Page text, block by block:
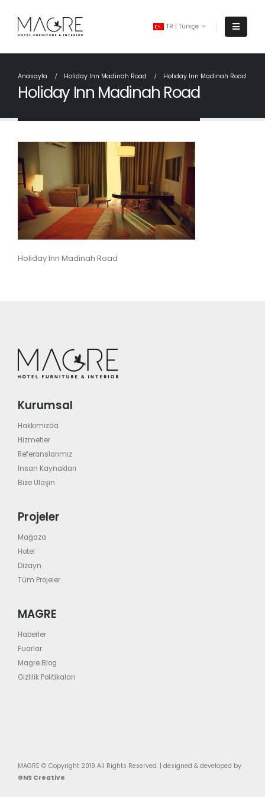
TR | Türkçe
Anasayfa Holiday Inn Madinah Road Holiday Inn Madinah Road
Holiday Inn Madinah Road
Holiday Inn Madinah Road
Kurumsal
Hakkımızda
Hizmetler
Referanslarımız
İnsan Kaynakları
Bize Ulaşın
Projeler
Mağaza
Hotel
Dizayn
Tüm Projeler
MAGRE
Haberler
Fuarlar
Magre Blog
Gizlilik Politikaları
MAGRE © Copyright 2019 All Rights Reserved. | designed & developed by
GNS Creative